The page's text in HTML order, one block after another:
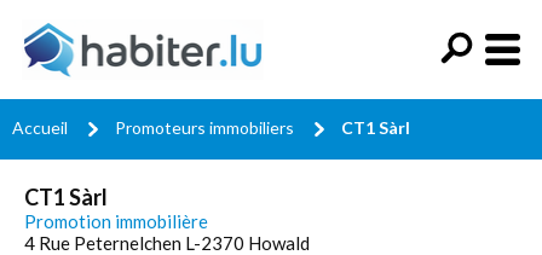
Accueil Promoteurs immobiliers CT1 Sàrl
CT1 Sàrl
Promotion immobilière
4 Rue Peternelchen L-2370 Howald